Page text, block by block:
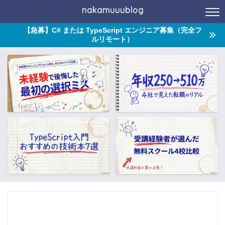
nakamuuublog
【急募】C# または TypeScript エンジニア募集（完全フ
ルリモート）